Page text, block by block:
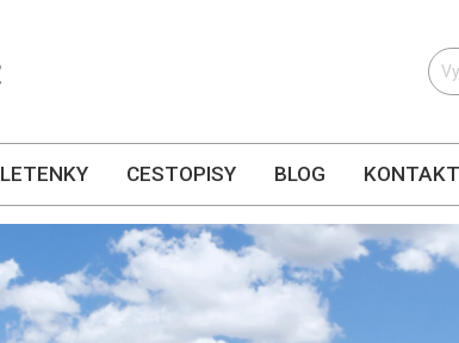
LETENKY CESTOPISY BLOG KONTAKT